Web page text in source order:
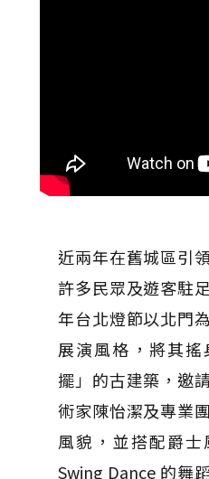
近兩年在舊城區引
許多民眾及遊客駐
年台北燈節以北門
展演風格，將其
擺」的古建築，邀
術家陳怡潔及專業
風貌，並搭配爵士
Swing Dance 的舞